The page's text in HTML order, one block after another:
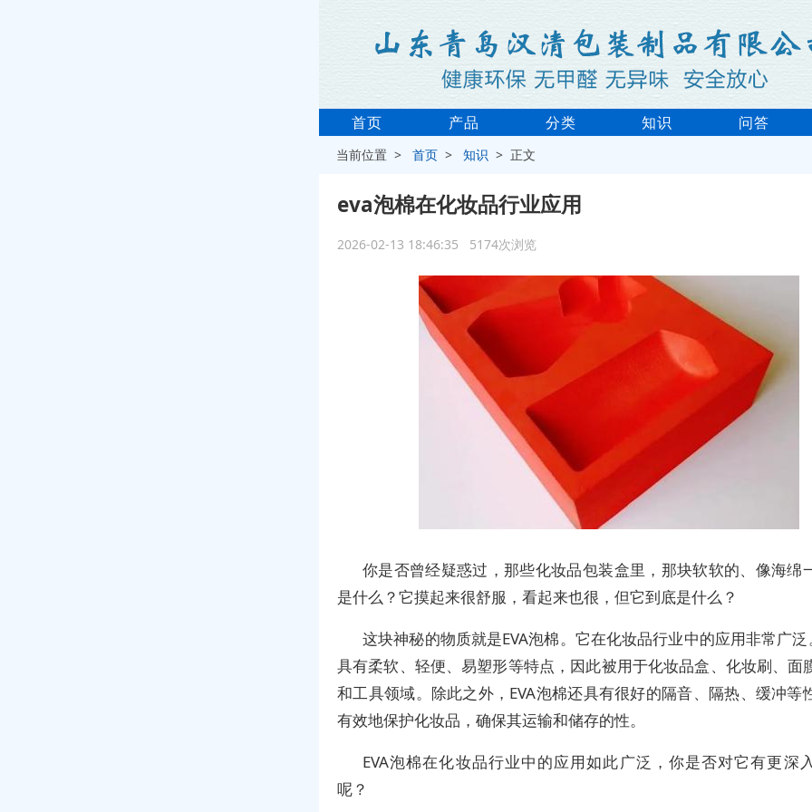
首页 产品 分类 知识 问答
当前位置 >首页 >知识 > 正文
eva泡棉在化妆品行业应用
2026-02-13 18:46:35 5174次浏览
你是否曾经疑惑过，那些化妆品包装盒里，那块软软的、像海绵
是什么？它摸起来很舒服，看起来也很，但它到底是什么？
这块神秘的物质就是EVA泡棉。它在化妆品行业中的应用非常广泛
具有柔软、轻便、易塑形等特点，因此被用于化妆品盒、化妆刷、面
和工具领域。除此之外，EVA泡棉还具有很好的隔音、隔热、缓冲等
有效地保护化妆品，确保其运输和储存的性。
EVA泡棉在化妆品行业中的应用如此广泛，你是否对它有更深
呢？